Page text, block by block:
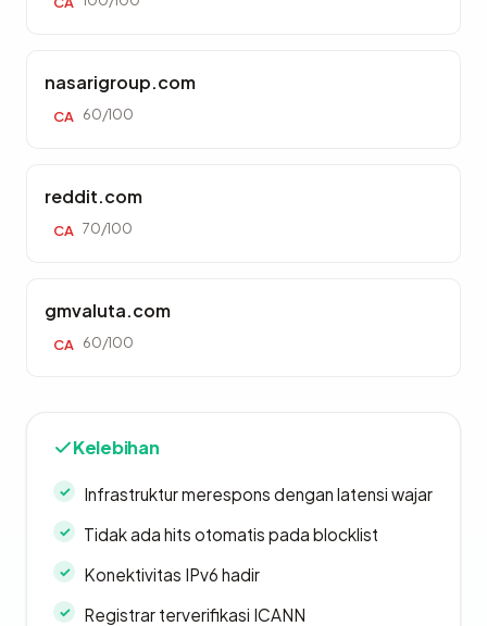
nasarigroup.com
CA 60/100
reddit.com
CA 70/100
gmvaluta.com
CA 60/100
Kelebihan
Infrastruktur merespons dengan latensi wajar
Tidak ada hits otomatis pada blocklist
Konektivitas IPv6 hadir
Registrar terverifikasi ICANN